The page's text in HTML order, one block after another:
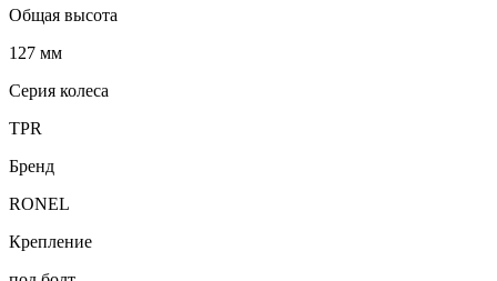
Общая высота
127 мм
Серия колеса
TPR
Бренд
RONEL
Крепление